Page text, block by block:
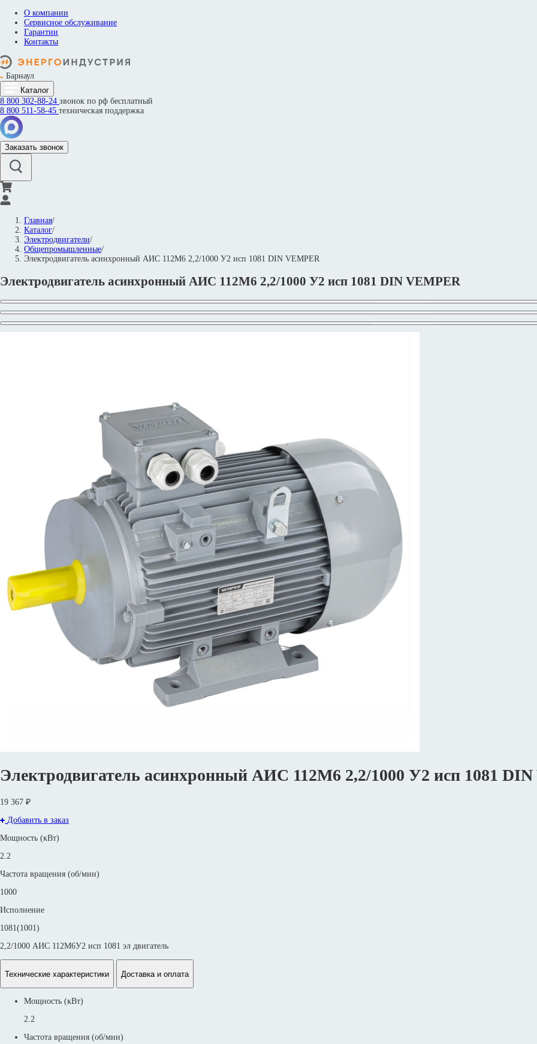
О компании
Сервисное обслуживание
Гарантии
Контакты
Барнаул
Каталог
8 800 302-88-24 звонок по рф бесплатный
8 800 511-58-45 техническая поддержка
Заказать звонок
Главная/
Каталог/
Электродвигатели/
Общепромышленные/
Электродвигатель асинхронный АИС 112M6 2,2/1000 У2 исп 1081 DIN VEMPER
Электродвигатель асинхронный АИС 112M6 2,2/1000 У2 исп 1081 DIN VEMPER
Электродвигатель асинхронный АИС 112M6 2,2/1000 У2 исп 1081
19 367 ₽
Добавить в заказ
Мощность (кВт)
2.2
Частота вращения (об/мин)
1000
Исполнение
1081(1001)
2,2/1000 АИС 112M6У2 исп 1081 эл двигатель
Технические характеристики Доставка и оплата
Мощность (кВт)
2.2
Частота вращения (об/мин)